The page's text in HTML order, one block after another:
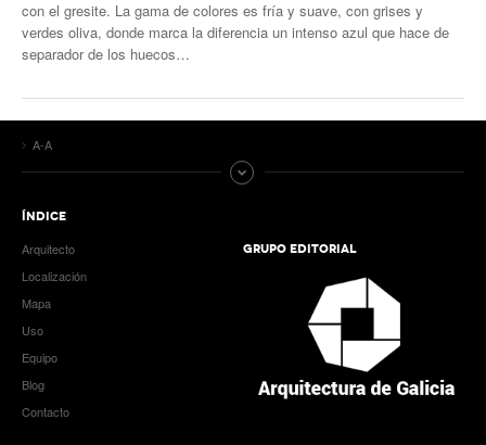
con el gresite. La gama de colores es fría y suave, con grises y
verdes oliva, donde marca la diferencia un intenso azul que hace de
separador de los huecos…
A-A
ÍNDICE
Arquitecto
Localización
Mapa
Uso
Equipo
Blog
Contacto
GRUPO EDITORIAL